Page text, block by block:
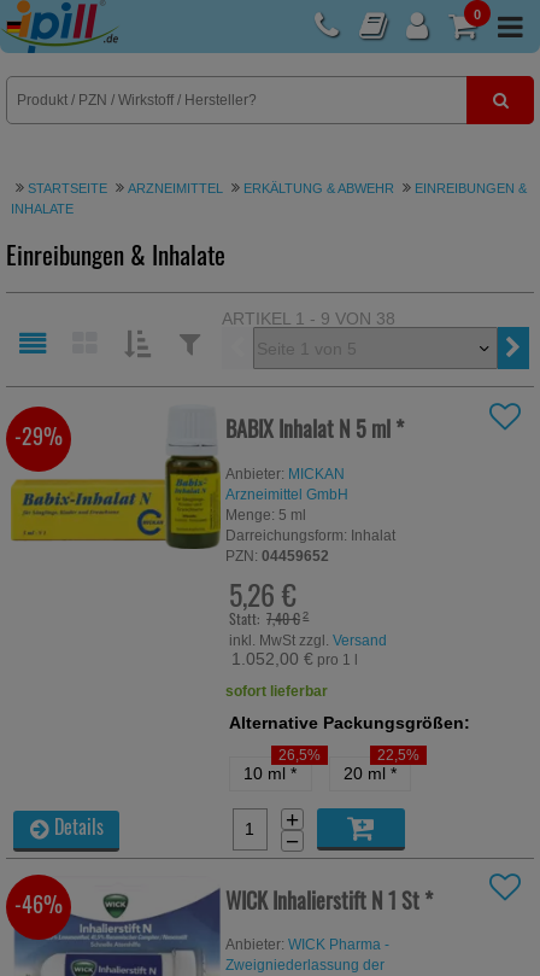
0
E-Rezept
STARTSEITE ARZNEIMITTEL ERKÄLTUNG & ABWEHR
EINREIBUNGEN &
INHALATE
Einreibungen & Inhalate
SORTIEREN
FILTERN
ARTIKEL 1 - 9 VON 38
Vorherige
BABIX Inhalat N 5 ml*
Anbieter: MICKAN
Arzneimittel GmbH
Menge: 5 ml
Darreichungsform: Inhalat
PZN: 04459652
5,26 €
Statt: 7,40 €²
inkl. MwSt zzgl.Versand
1.052,00 € pro 1 l
-29%
sofort lieferbar
Alternative Packungsgrößen:
10 ml*
26,5%
20 ml *
22,5%
+
−
Details
WICK Inhalierstift N1 St*
Anbieter: WICK Pharma -
Zweigniederlassung der
-46%